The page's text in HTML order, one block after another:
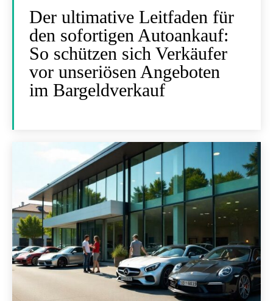
Der ultimative Leitfaden für
den sofortigen Autoankauf:
So schützen sich Verkäufer
vor unseriösen Angeboten
im Bargeldverkauf